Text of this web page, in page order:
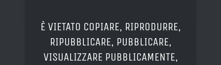
È VIETATO COPIARE, RIPRODURRE,
RIPUBBLICARE, PUBBLICARE,
VISUALIZZARE PUBBLICAMENTE,